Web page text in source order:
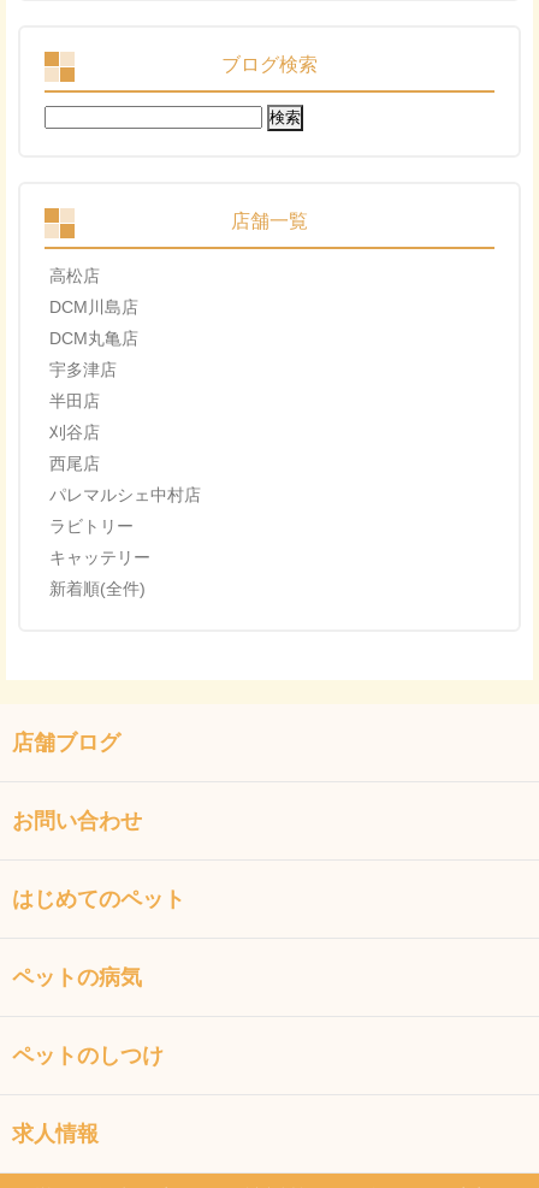
ブログ検索
検
索:
店舗一覧
高松店
DCM川島店
DCM丸亀店
宇多津店
半田店
刈谷店
西尾店
パレマルシェ中村店
ラビトリー
キャッテリー
新着順(全件)
店舗ブログ
お問い合わせ
はじめてのペット
ペットの病気
ペットのしつけ
求人情報